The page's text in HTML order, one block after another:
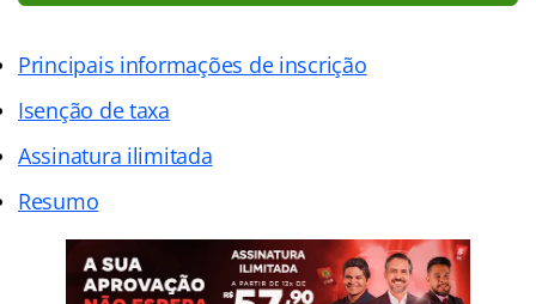
Principais informações de inscrição
Isenção de taxa
Assinatura ilimitada
Resumo